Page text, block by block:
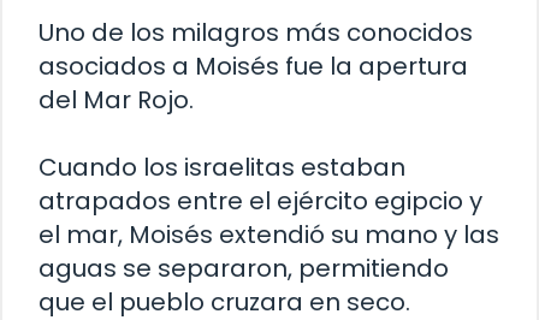
Uno de los milagros más conocidos
asociados a Moisés fue la apertura
del Mar Rojo.
Cuando los israelitas estaban
atrapados entre el ejército egipcio y
el mar, Moisés extendió su mano y las
aguas se separaron, permitiendo
que el pueblo cruzara en seco.